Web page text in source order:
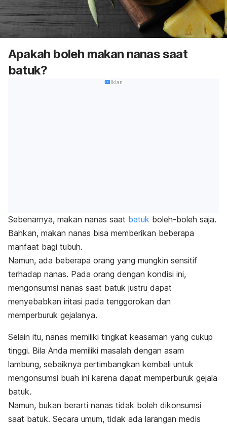
Apakah boleh makan nanas saat
batuk?
Iklan
Sebenarnya, makan nanas saat batuk boleh-boleh saja.
Bahkan, makan nanas bisa memberikan beberapa
manfaat bagi tubuh.
Namun, ada beberapa orang yang mungkin sensitif
terhadap nanas. Pada orang dengan kondisi ini,
mengonsumsi nanas saat batuk justru dapat
menyebabkan iritasi pada tenggorokan dan
memperburuk gejalanya.
Selain itu, nanas memiliki tingkat keasaman yang cukup
tinggi. Bila Anda memiliki masalah dengan asam
lambung, sebaiknya pertimbangkan kembali untuk
mengonsumsi buah ini karena dapat memperburuk gejala
batuk.
Namun, bukan berarti nanas tidak boleh dikonsumsi
saat batuk. Secara umum, tidak ada larangan medis